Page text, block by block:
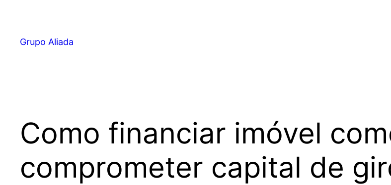
Grupo Aliada
Como financiar imóvel
comprometer capital de